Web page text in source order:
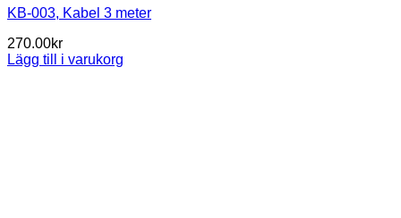
KB-003, Kabel 3 meter
270.00kr
Lägg till i varukorg